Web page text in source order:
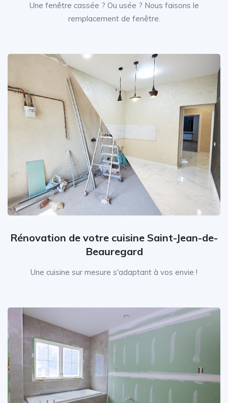
Une fenêtre cassée ? Ou usée ? Nous faisons le
remplacement de fenêtre.
Rénovation de votre cuisine Saint-Jean-de-
Beauregard
Une cuisine sur mesure s'adaptant à vos envie !